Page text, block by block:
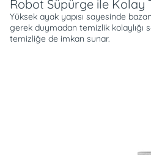
Robot Süpürge ile Kolay
Yüksek ayak yapısı sayesinde
gerek duymadan temizlik kolaylığı
temizliğe de imkan sunar.